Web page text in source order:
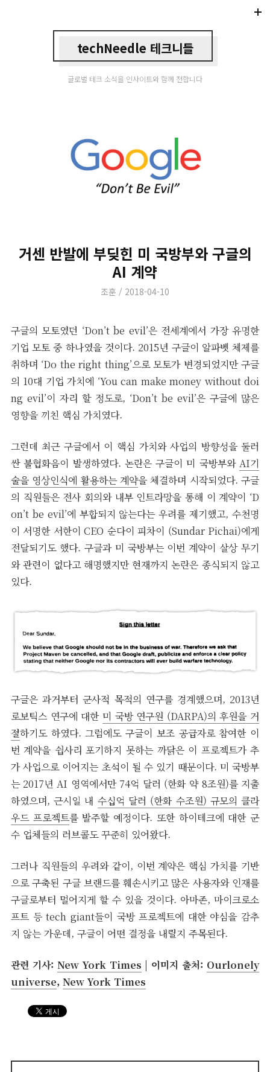
techNeedle 테크니들
글로벌 테크 소식을 인사이트와 함께 전합니다
거센 반발에 부딪힌 미 국방부와 구글의
AI 계약
Author
조훈
Posted
2018-04-10
구글의 모토였던 ‘Don’t be evil’은 전세계에서 가장 유명한
기업 모토 중 하나였을 것이다. 2015년 구글이 알파벳 체제를
취하며 ‘Do the right thing’으로 모토가 변경되었지만 구글
의 10대 기업 가치에 ‘You can make money without doi
ng evil’이 자리 할 정도로, ‘Don’t be evil’은 구글에 많은
영향을 끼친 핵심 가치였다.
그런데 최근 구글에서 이 핵심 가치와 사업의 방향성을 둘러
싼 불협화음이 발생하였다. 논란은 구글이 미 국방부와AI기
술을 영상인식에 활용하는 계약을 체결하며 시작되었다. 구글
의 직원들은 전사 회의와 내부 인트라망을 통해 이 계약이 ‘D
on’t be evil’에 부합되지 않는다는 우려를 제기했고, 수천명
이 서명한 서한이 CEO 순다이 피차이 (Sundar Pichai)에게
전달되기도 했다. 구글과 미 국방부는 이번 계약이 살상 무기
와 관련이 없다고 해명했지만 현재까지 논란은 종식되지 않고
있다.
구글은 과거부터 군사적 목적의 연구를 경계했으며, 2013년
로보틱스 연구에 대한 미 국방 연구원 (DARPA)의 후원을 거
절하기도 하였다. 그럼에도 구글이 보조 공급자로 참여한 이
번 계약을 쉽사리 포기하지 못하는 까닭은 이 프로젝트가 추
가 사업으로 이어지는 초석이 될 수 있기 때문이다. 미 국방부
는 2017년 AI 영역에서만 74억 달러 (한화 약 8조원)를 지출
하였으며, 근시일 내 수십억 달러 (한화 수조원) 규모의 클라
우드 프로젝트를 발주할 예정이다. 또한 하이테크에 대한 군
수 업체들의 러브콜도 꾸준히 있어왔다.
그러나 직원들의 우려와 같이, 이번 계약은 핵심 가치를 기반
으로 구축된 구글 브랜드를 훼손시키고 많은 사용자와 인재를
구글로부터 멀어지게 할 수 있을 것이다. 아마존, 마이크로소
프트 등 tech giant들이 국방 프로젝트에 대한 야심을 감추
지 않는 가운데, 구글이 어떤 결정을 내릴지 주목된다.
관련 기사: New York Times | 이미지 출처: Ourlonely
universe, New York Times